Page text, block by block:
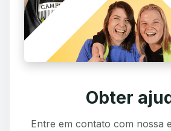
Obter
Entre em contato com nossa